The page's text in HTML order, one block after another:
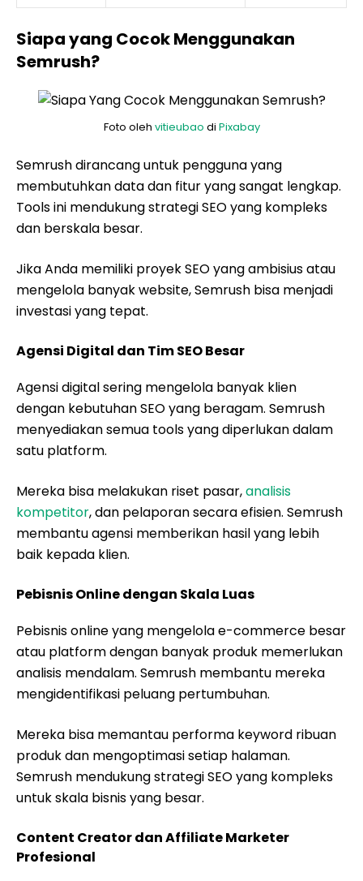
Siapa yang Cocok Menggunakan
Semrush?
Foto oleh vitieubao di Pixabay
Semrush dirancang untuk pengguna yang
membutuhkan data dan fitur yang sangat lengkap.
Tools ini mendukung strategi SEO yang kompleks
dan berskala besar.
Jika Anda memiliki proyek SEO yang ambisius atau
mengelola banyak website, Semrush bisa menjadi
investasi yang tepat.
Agensi Digital dan Tim SEO Besar
Agensi digital sering mengelola banyak klien
dengan kebutuhan SEO yang beragam. Semrush
menyediakan semua tools yang diperlukan dalam
satu platform.
Mereka bisa melakukan riset pasar,analisis
kompetitor, dan pelaporan secara efisien. Semrush
membantu agensi memberikan hasil yang lebih
baik kepada klien.
Pebisnis Online dengan Skala Luas
Pebisnis online yang mengelola e-commerce besar
atau platform dengan banyak produk memerlukan
analisis mendalam. Semrush membantu mereka
mengidentifikasi peluang pertumbuhan.
Mereka bisa memantau performa keyword ribuan
produk dan mengoptimasi setiap halaman.
Semrush mendukung strategi SEO yang kompleks
untuk skala bisnis yang besar.
Content Creator dan Affiliate Marketer
Profesional